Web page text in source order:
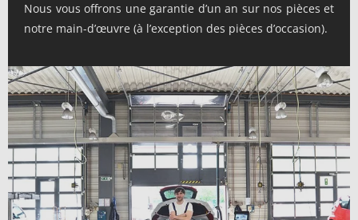
Nous vous offrons une garantie d’un an sur nos pièces et
notre main-d’œuvre (à l’exception des pièces d’occasion).